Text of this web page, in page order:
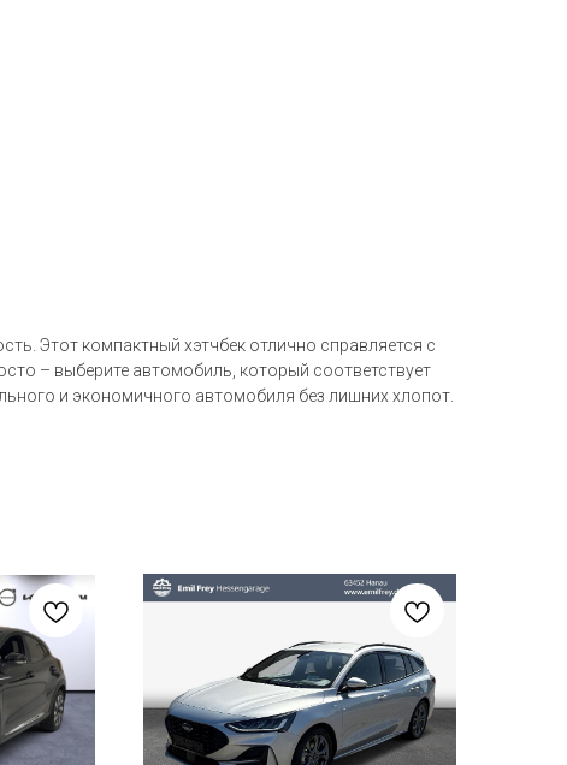
Этот компактный хэтчбек отлично справляется с
– выберите автомобиль, который соответствует
и экономичного автомобиля без лишних хлопот.